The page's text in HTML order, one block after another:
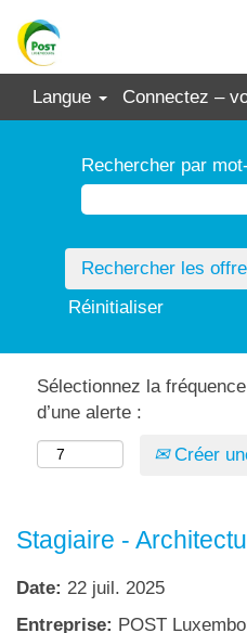
Langue Connectez –
Rechercher par
Réinitialiser
Sélectionnez la
d’une alerte :
Créer
Stagiaire -
Date: 22 juil. 2025
Entreprise: POST